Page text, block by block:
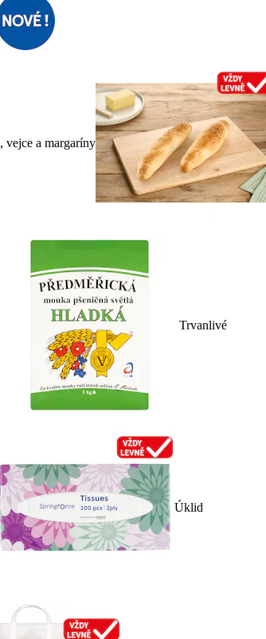
vejce a margaríny
Trvanlivé
Úklid